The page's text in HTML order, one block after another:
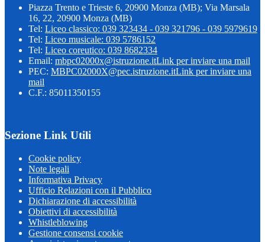
Piazza Trento e Trieste 6, 20900 Monza (MB); Via Marsala
16, 22, 20900 Monza (MB)
Tel: Liceo classico: 039 323434 - 039 321796 - 039 5979619
Tel: Liceo musicale: 039 5786152
Tel: Liceo coreutico: 039 8682334
Email: mbpc02000x@istruzione.itLink per inviare una mail
PEC: MBPC02000X@pec.istruzione.itLink per inviare una
mail
C.F.: 85011350155
Sezione Link Utili
Cookie policy
Note legali
Informativa Privacy
Ufficio Relazioni con il Pubblico
Dichiarazione di accessibilità
Obiettivi di accessibilità
Whistleblowing
Gestione consensi cookie